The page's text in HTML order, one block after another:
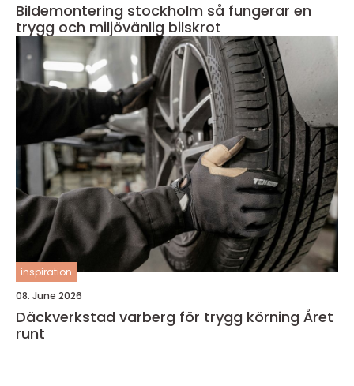
Bildemontering stockholm så fungerar en
trygg och miljövänlig bilskrot
inspiration
08. June 2026
Däckverkstad varberg för trygg körning Året
runt